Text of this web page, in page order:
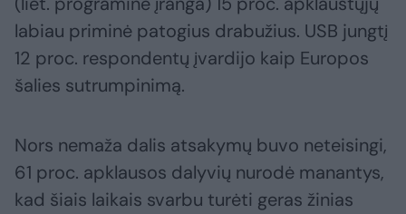
labiau priminė patogius drabužius. USB jungtį
12 proc. respondentų įvardijo kaip Europos
šalies sutrumpinimą.
Nors nemaža dalis atsakymų buvo neteisingi,
61 proc. apklausos dalyvių nurodė manantys,
kad šiais laikais svarbu turėti geras žinias